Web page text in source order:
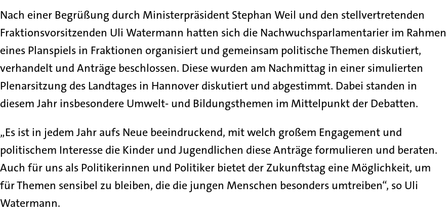
Nach einer Begrüßung durch Ministerpräsident Stephan Weil und den stellvertretenden
Fraktionsvorsitzenden Uli Watermann hatten sich die Nachwuchsparlamentarier im Rahmen
eines Planspiels in Fraktionen organisiert und gemeinsam politische Themen diskutiert,
verhandelt und Anträge beschlossen. Diese wurden am Nachmittag in einer simulierten
Plenarsitzung des Landtages in Hannover diskutiert und abgestimmt. Dabei standen in
diesem Jahr insbesondere Umwelt- und Bildungsthemen im Mittelpunkt der Debatten.
„Es ist in jedem Jahr aufs Neue beeindruckend, mit welch großem Engagement und
politischem Interesse die Kinder und Jugendlichen diese Anträge formulieren und beraten.
Auch für uns als Politikerinnen und Politiker bietet der Zukunftstag eine Möglichkeit, um
für Themen sensibel zu bleiben, die die jungen Menschen besonders umtreiben“, so Uli
Watermann.